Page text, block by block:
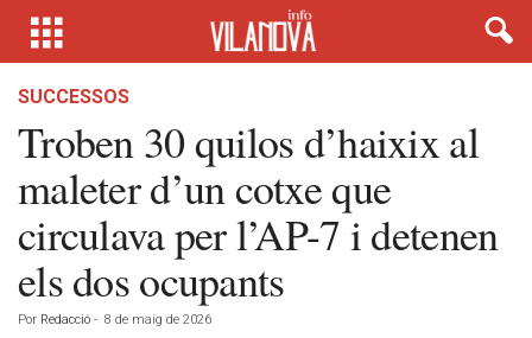
SUCCESSOS
Troben 30 quilos d’haixix al
maleter d’un cotxe que
circulava per l’AP-7 i detenen
els dos ocupants
Por Redacció - 8 de maig de 2026